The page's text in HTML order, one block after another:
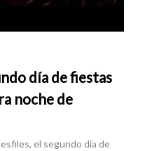
día de fiestas
noche de
el segundo día de